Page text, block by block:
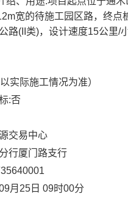
宽的待施工园区路，终
路(II类)，设计速度15公里
实际施工情况为准）
:否
交易中心
行厦门路支行
月25日 09时00分